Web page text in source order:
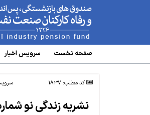
www.oipf.ir
صفحه نخست سرویس‌ اخبار
کد مطلب: 1837
نشریه زندگی نو شماره